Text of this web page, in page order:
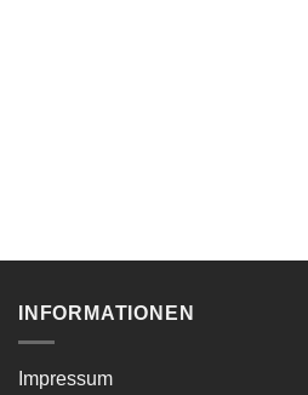
INFORMATIONEN
Impressum